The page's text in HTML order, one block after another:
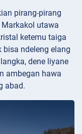
pirang-pirang
utawa
ketemu taiga
ndeleng elang
dene liyane
ambegan hawa
abad.